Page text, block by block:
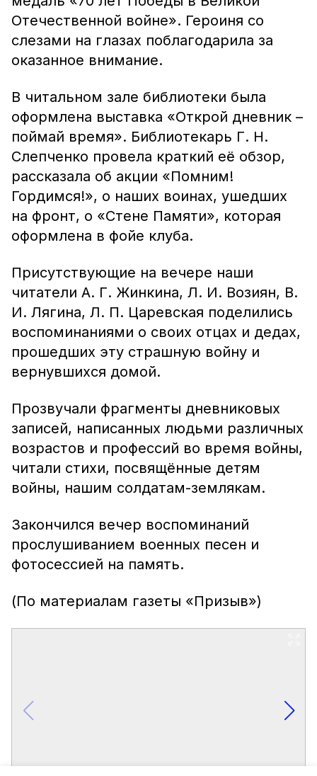
Отечественной войне». Героиня со
слезами на глазах поблагодарила за
оказанное внимание.
В читальном зале библиотеки была
оформлена выставка «Открой дневник –
поймай время». Библиотекарь Г. Н.
Слепченко провела краткий её обзор,
рассказала об акции «Помним!
Гордимся!», о наших воинах, ушедших
на фронт, о «Стене Памяти», которая
оформлена в фойе клуба.
Присутствующие на вечере наши
читатели А. Г. Жинкина, Л. И. Возиян, В.
И. Лягина, Л. П. Царевская поделились
воспоминаниями о своих отцах и дедах,
прошедших эту страшную войну и
вернувшихся домой.
Прозвучали фрагменты дневниковых
записей, написанных людьми различных
возрастов и профессий во время войны,
читали стихи, посвящённые детям
войны, нашим солдатам-землякам.
Закончился вечер воспоминаний
прослушиванием военных песен и
фотосессией на память.
(По материалам газеты «Призыв»)